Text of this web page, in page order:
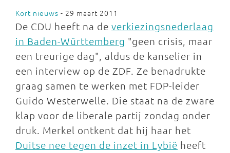
Kort nieuws - 29 maart 2011
De CDU heeft na de verkiezingsnederlaag
in Baden-Württemberg "geen crisis, maar
een treurige dag", aldus de kanselier in
een interview op de ZDF. Ze benadrukte
graag samen te werken met FDP-leider
Guido Westerwelle. Die staat na de zware
klap voor de liberale partij zondag onder
druk. Merkel ontkent dat hij haar het
Duitse nee tegen de inzet in Lybië heeft